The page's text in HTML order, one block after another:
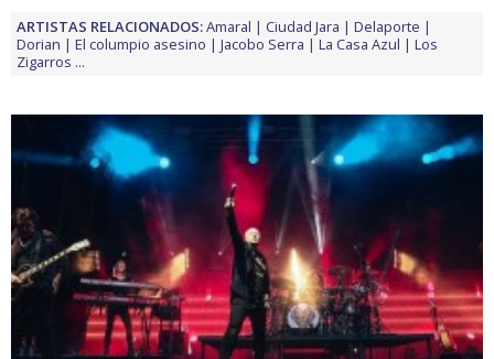
ARTISTAS RELACIONADOS:Amaral Ciudad Jara
Delaporte
Dorian
El columpio asesino Jacobo Serra La Casa Azul
Los
Zigarros ...